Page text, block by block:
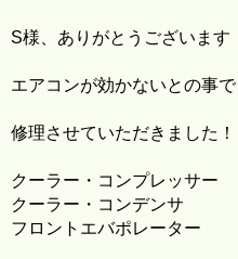
S様、ありがとうございます
エアコンが効かないとの事で
修理させていただきました！
クーラー・コンプレッサー
クーラー・コンデンサ
フロントエバポレーター